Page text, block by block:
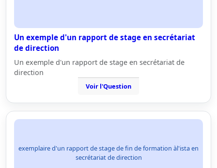
Un exemple d'un rapport de stage en secrétariat
de direction
Un exemple d'un rapport de stage en secrétariat de
direction
Voir l'Question
exemplaire d'un rapport de stage de fin de formation àl'ista en
secrétariat de direction